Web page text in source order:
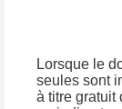
Lorsque le
seules sont
à titre gratuit